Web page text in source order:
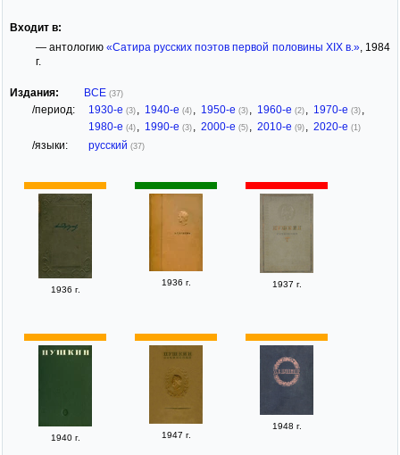
Входит в:
— антологию«Сатира русских поэтов первой половины ХIХ в.», 1984
г.
Издания: ВСЕ (37)
/период: 1930-е (3) 1940-е (4) 1950-е (3) 1960-е (2) 1970-е (3)
1980-е (4) 1990-е (3) 2000-е (5) 2010-е (9) 2020-е (1)
/языки: русский (37)
1936 г.
1936 г. 1937 г.
1940 г. 1947 г.
1948 г.